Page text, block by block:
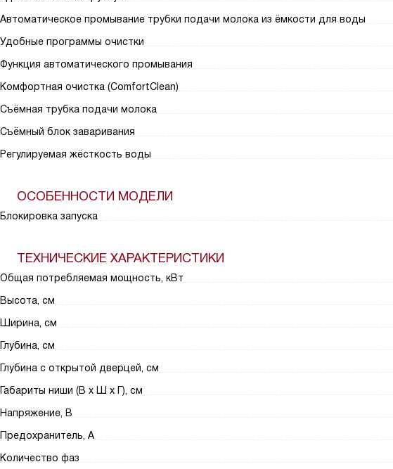
Автоматическое промывание трубки подачи молока из ёмкости для воды
Удобные программы очистки
Функция автоматического промывания
Комфортная очистка (ComfortClean)
Съёмная трубка подачи молока
Съёмный блок заваривания
Регулируемая жёсткость воды
ОСОБЕННОСТИ МОДЕЛИ
Блокировка запуска
ТЕХНИЧЕСКИЕ ХАРАКТЕРИСТИКИ
Общая потребляемая мощность, кВт
Высота, см
Ширина, см
Глубина, см
Глубина с открытой дверцей, см
Габариты ниши (В х Ш х Г), см
Напряжение, В
Предохранитель, A
Количество фаз